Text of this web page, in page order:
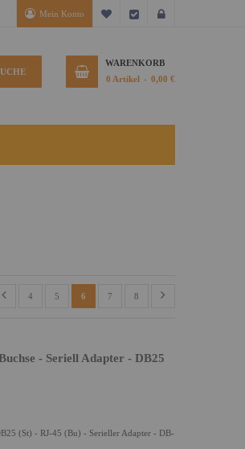
Mein Konto Mein Wunschzettel
Kasse
WARENKORB
0 Artikel 0,00 €
4 5 6 7 8
- Seriell Adapter - DB25
(St) - RJ-45 (Bu) - Serieller Adapter - DB-